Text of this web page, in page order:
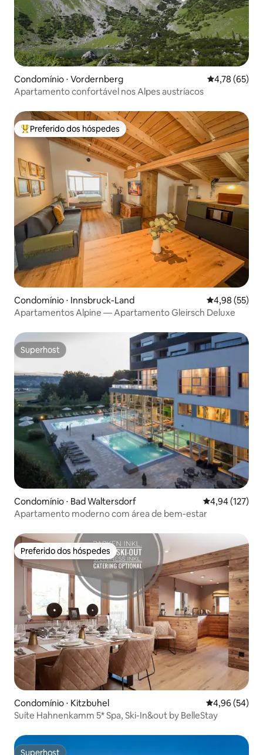
Condomínio ⋅ Vordernberg 4,78 de uma
4,78 (65)
Apartamento confortável nos Alpes austríacos
Entre os melhores preferidos dos hóspedes
Preferido dos hóspedes
Condomínio ⋅ Innsbruck-Land 4,98 de uma
4,98 (55)
Apartamentos Alpine — Apartamento Gleirsch Deluxe
Superhost
Superhost
Condomínio ⋅ Bad Waltersdorf 4,94 de uma
4,94 (127)
Apartamento moderno com área de bem-estar
Preferido dos hóspedes
Preferido dos hóspedes
Condomínio ⋅ Kitzbuhel 4,96 de uma
4,96 (54)
Suíte Hahnenkamm 5* Spa, Ski-In&out by BelleStay
Superhost